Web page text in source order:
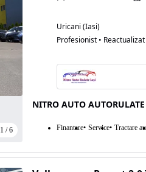
1/6
Uricani (Iasi)
Profesionist • Reactualizat
NITRO AUTO
Finantare Service Tractare